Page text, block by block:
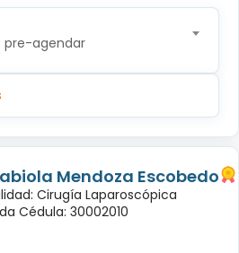
pre-agendar
Mendoza Escobedo
Cirugía Laparoscópica
Cédula: 30002010